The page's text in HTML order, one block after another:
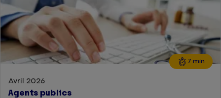
7 min
Avril 2026
Agents publics